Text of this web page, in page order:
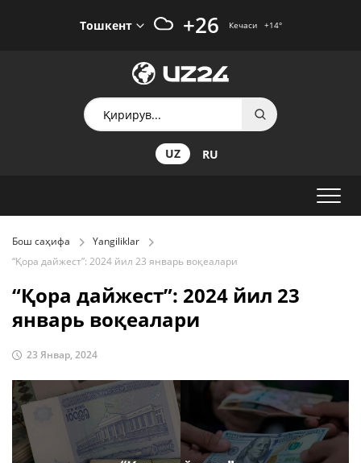
Тошкент +26 Кечаси +14°
UZ RU
Бош саҳифа
Yangiliklar
“Қора дайжест”: 2024 йил 23 январь воқеалари
“Қора дайжест”: 2024 йил 23
январь воқеалари
23 Январ, 2024